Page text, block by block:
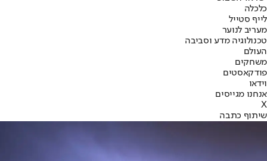
כלכלה
לייף סטייל
מעריב לנוער
טכנולוגיה מדע וסביבה
העולם
משחקים
פודקאסטים
וידאו
אנחנו מגייסים
X
שיתוף כתבה